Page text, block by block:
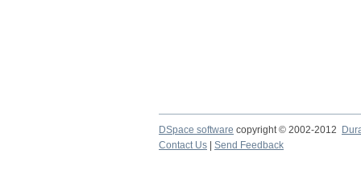
DSpace software copyright © 2002-2012
Contact Us
Send Feedback